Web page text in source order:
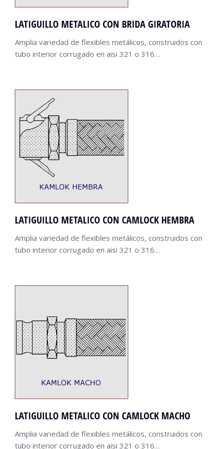
LATIGUILLO METALICO CON BRIDA GIRATORIA
Amplia variedad de flexibles metálicos, construidos con
tubo interior corrugado en aisi 321 o 316…
LATIGUILLO METALICO CON CAMLOCK HEMBRA
Amplia variedad de flexibles metálicos, construidos con
tubo interior corrugado en aisi 321 o 316…
LATIGUILLO METALICO CON CAMLOCK MACHO
Amplia variedad de flexibles metálicos, construidos con
tubo interior corrugado en aisi 321 o 316…